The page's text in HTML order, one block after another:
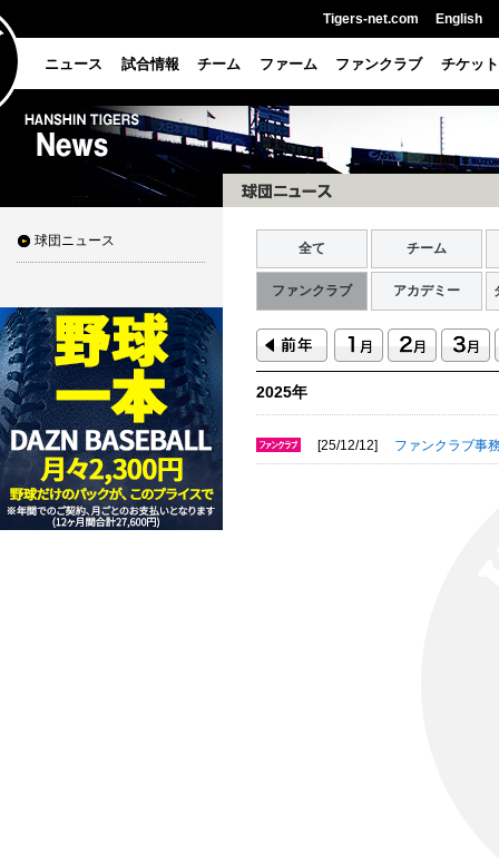
Tigers-net.com English
ニュース 試合情報 チーム ファーム ファンクラブ チケット
球団ニュース 全て チーム
ファンクラブ アカデミー
2025年
[25/12/12] ファンクラブ事